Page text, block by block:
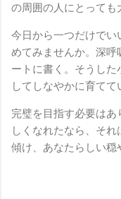
の周囲の人にとっても
今日から一つだけで
めてみませんか。深呼
ートに書く。そうし
してしなやかに育てて
完璧を目指す必要は
しくなれたなら、そ
傾け、あなたらしい穏